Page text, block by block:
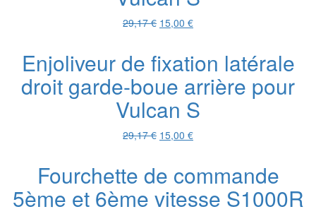
29,17€ Le
était :
15,00 €Le
est :
15,00 €.
Enjoliveur de fixation latérale
droit garde-boue arrière pour
Vulcan S
29,17€ Le
était :
29,17 €.
15,00 €Le
est :
15,00 €.
Fourchette de commande
5ème et 6ème vitesse S1000R